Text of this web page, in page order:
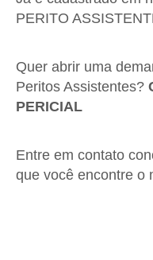
PERITO
Quer abrir uma
Peritos Assistentes?
PERICIAL
Entre em contato
que você encontre o